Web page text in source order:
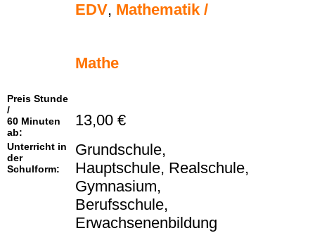
EDV, Mathematik /
Mathe
Preis Stunde
/
60 Minuten
ab:
13,00 €
Unterricht in
der
Schulform:
Grundschule,
Hauptschule, Realschule,
Gymnasium,
Berufsschule,
Erwachsenenbildung